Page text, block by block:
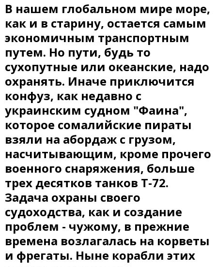
В нашем глобальном мире море,
как и в старину, остается самым
экономичным транспортным
путем. Но пути, будь то
сухопутные или океанские, надо
охранять. Иначе приключится
конфуз, как недавно с
украинским судном "Фаина",
которое сомалийские пираты
взяли на абордаж с грузом,
насчитывающим, кроме прочего
военного снаряжения, больше
трех десятков танков Т-72.
Задача охраны своего
судоходства, как и создание
проблем - чужому, в прежние
времена возлагалась на корветы
и фрегаты. Ныне корабли этих